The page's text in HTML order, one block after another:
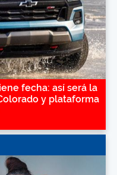
fecha: así será la
y plataforma